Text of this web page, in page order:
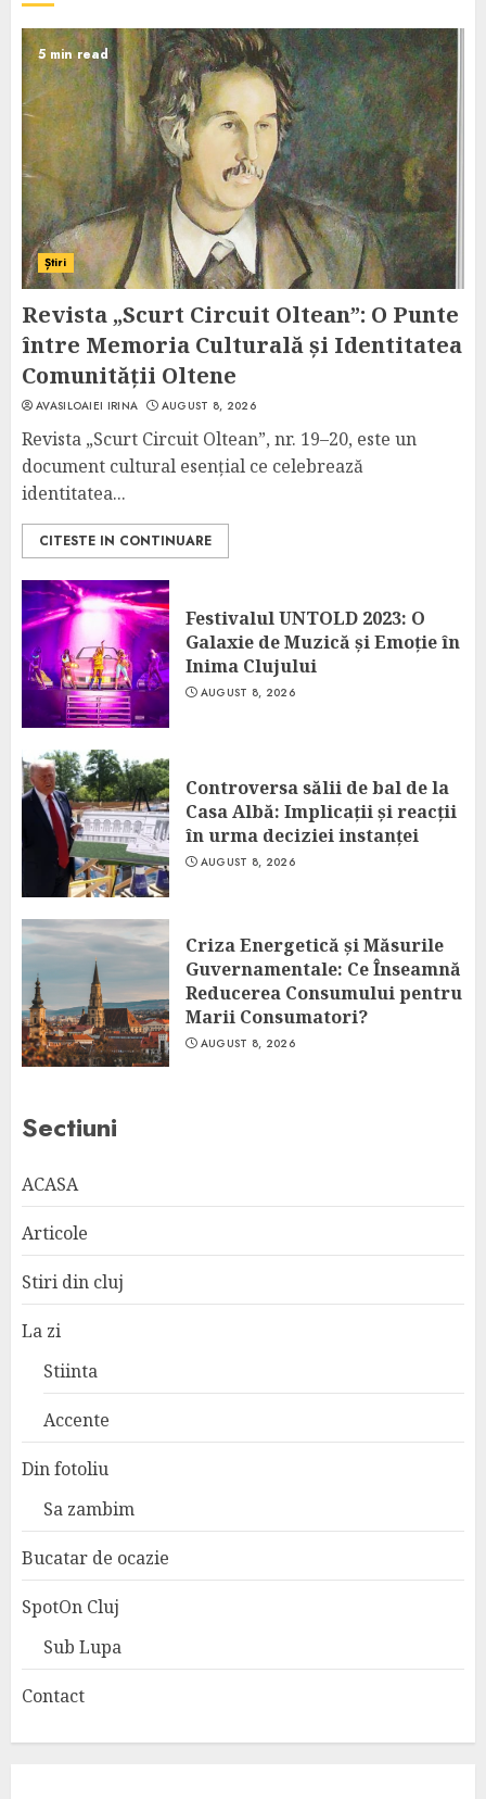
5 min read
Știri
Revista „Scurt Circuit Oltean”: O Punte
între Memoria Culturală și Identitatea
Comunității Oltene
AVASILOAIEI IRINA AUGUST 8, 2026
Revista „Scurt Circuit Oltean”, nr. 19–20, este un
document cultural esențial ce celebrează
identitatea...
CITESTE IN CONTINUARE
Festivalul UNTOLD 2023: O
Galaxie de Muzică și Emoție în
Inima Clujului
AUGUST 8, 2026
Controversa sălii de bal de la
Casa Albă: Implicații și reacții
în urma deciziei instanței
AUGUST 8, 2026
Criza Energetică și Măsurile
Guvernamentale: Ce Înseamnă
Reducerea Consumului pentru
Marii Consumatori?
AUGUST 8, 2026
Sectiuni
ACASA
Articole
Stiri din cluj
La zi
Stiinta
Accente
Din fotoliu
Sa zambim
Bucatar de ocazie
SpotOn Cluj
Sub Lupa
Contact